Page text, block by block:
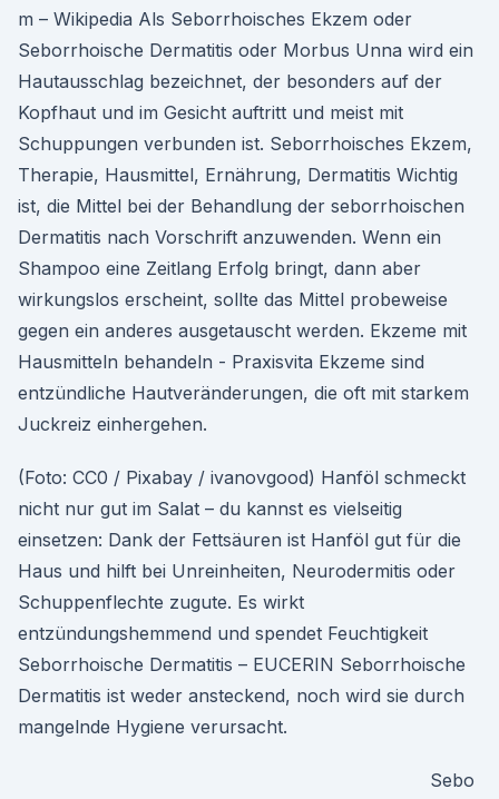
m – Wikipedia Als Seborrhoisches Ekzem oder
Seborrhoische Dermatitis oder Morbus Unna wird ein
Hautausschlag bezeichnet, der besonders auf der
Kopfhaut und im Gesicht auftritt und meist mit
Schuppungen verbunden ist. Seborrhoisches Ekzem,
Therapie, Hausmittel, Ernährung, Dermatitis Wichtig
ist, die Mittel bei der Behandlung der seborrhoischen
Dermatitis nach Vorschrift anzuwenden. Wenn ein
Shampoo eine Zeitlang Erfolg bringt, dann aber
wirkungslos erscheint, sollte das Mittel probeweise
gegen ein anderes ausgetauscht werden. Ekzeme mit
Hausmitteln behandeln - Praxisvita Ekzeme sind
entzündliche Hautveränderungen, die oft mit starkem
Juckreiz einhergehen.
(Foto: CC0 / Pixabay / ivanovgood) Hanföl schmeckt
nicht nur gut im Salat – du kannst es vielseitig
einsetzen: Dank der Fettsäuren ist Hanföl gut für die
Haus und hilft bei Unreinheiten, Neurodermitis oder
Schuppenflechte zugute. Es wirkt
entzündungshemmend und spendet Feuchtigkeit
Seborrhoische Dermatitis – EUCERIN Seborrhoische
Dermatitis ist weder ansteckend, noch wird sie durch
mangelnde Hygiene verursacht.
Sebo